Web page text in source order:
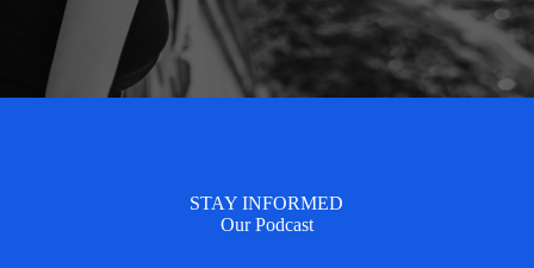
STAY INFORMED
Our Podcast